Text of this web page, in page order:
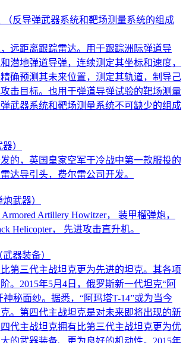
（反导弹武器系统和靶场测量系统的组成
远距离跟踪雷达。用于跟踪洲际弹道导
潜地弹道导弹，连续测定其坐标和速度，
确预测其未来位置，测定其轨道，制导己
击目标。也用于弹道导弹试验的靶场测量
武器系统和靶场测量系统不可缺少的组成
）
的，英国皇家空军于冷战中第一款服投的
达导引头，费尔雷公司开发。
炮武器）
Artillery Howitzer， 装甲榴弹炮，
Helicopter， 先进攻击直升机。
武器装备）
第三代主战坦克更为先进的坦克。其各项
。2015年5月4日，俄罗斯新一代坦克“阿
神秘面纱。据悉，“阿玛塔T-14”或为当今
。第四代主战坦克是对未来即将出现的新
代主战坦克拥有比第三代主战坦克更为优
的武器装备、更为良好的机动性。2015年